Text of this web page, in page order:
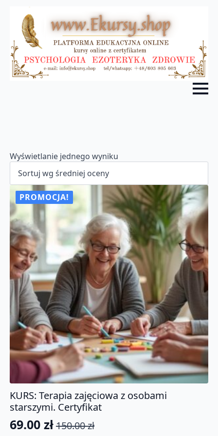
Wyświetlanie jednego wyniku
PROMOCJA!
KURS: Terapia zajęciowa z osobami
starszymi. Certyfikat
150.00zł
Pierwotna
69.00 zł
Aktualna